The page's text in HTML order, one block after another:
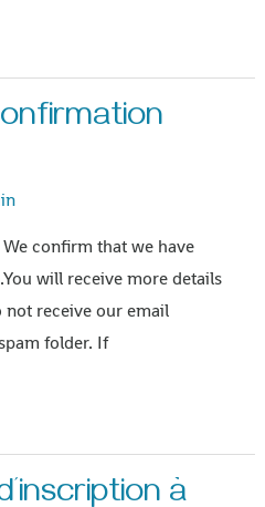
confirm that we have
will receive more details
receive our email
folder. If
à